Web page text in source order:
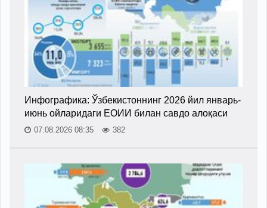
Инфографика: Ўзбекистоннинг 2026 йил январь-
июнь ойларидаги ЕОИИ билан савдо алоқаси
07.08.2026 08:35 382